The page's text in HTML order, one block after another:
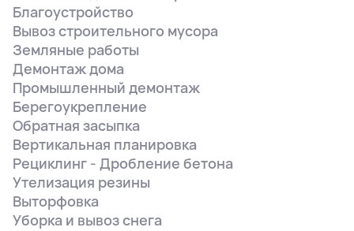
Благоустройство
Вывоз строительного мусора
Земляные работы
Демонтаж дома
Промышленный демонтаж
Берегоукрепление
Обратная засыпка
Вертикальная планировка
Рециклинг - Дробление бетона
Утелизация резины
Выторфовка
Уборка и вывоз снега